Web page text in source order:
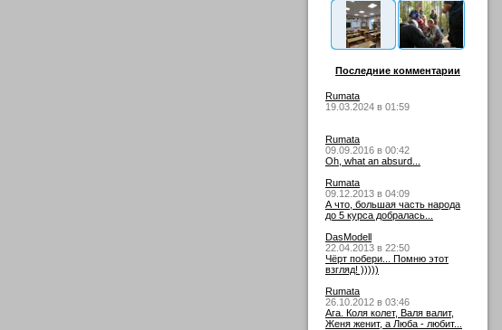
Последние комментарии
Rumata
19.03.2024 в 01:59
Rumata
09.09.2016 в 00:42
Oh, what an absurd...
Rumata
09.12.2013 в 04:09
А что, большая часть народа
до 5 курса добралась...
DasModell
22.04.2013 в 22:50
Чёрт побери... Помню этот
взгляд! )))))
Rumata
26.10.2012 в 03:46
Ага. Коля колет, Валя валит,
Женя женит, а Люба - любит...